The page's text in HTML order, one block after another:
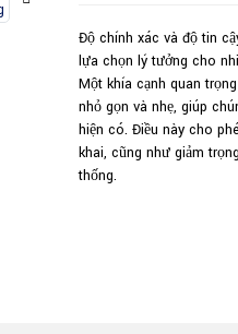
Độ chính xác và độ tin
lựa chọn lý tưởng cho
Một khía cạnh quan
nhỏ gọn và nhẹ, giúp
hiện có. Điều này cho
khai, cũng như giảm
thống.